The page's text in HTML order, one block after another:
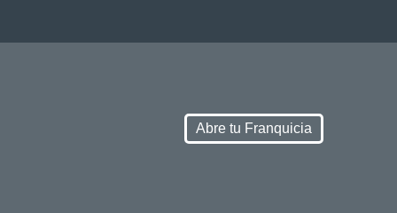
Abre tu Franquicia